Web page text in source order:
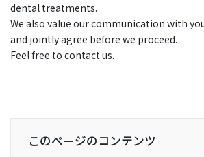
dental treatments.
We also value our communication with
and jointly agree before we proceed.
Feel free to contact us.
このページのコンテンツ